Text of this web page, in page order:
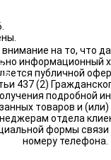
на то, что
информационный
публичной
437 (2)
подробной
товаров и (или)
отдела
формы связи
номеру телефона.